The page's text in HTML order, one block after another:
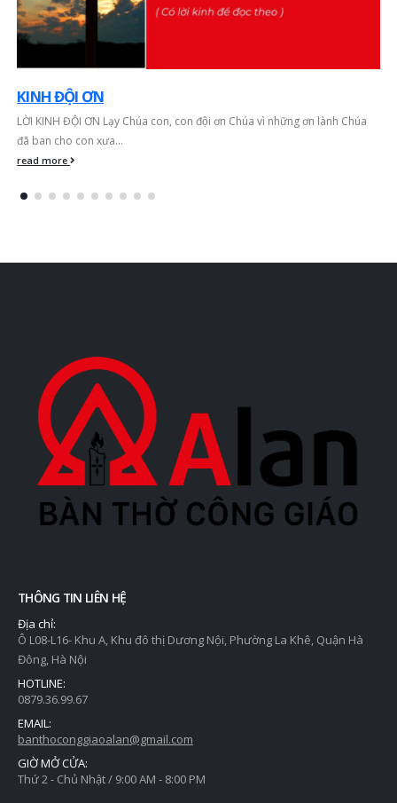
KINH ĐỘI ƠN
LỜI KINH ĐỘI ƠN Lạy Chúa con, con đội ơn Chúa vì những ơn lành Chúa
đã ban cho con xưa...
read more
THÔNG TIN LIÊN HỆ
Địa chỉ:
Ô L08-L16- Khu A, Khu đô thị Dương Nội, Phường La Khê, Quận Hà
Đông, Hà Nội
HOTLINE:
0879.36.99.67
EMAIL:
banthoconggiaoalan@gmail.com
GIỜ MỞ CỬA:
Thứ 2 - Chủ Nhật / 9:00 AM - 8:00 PM